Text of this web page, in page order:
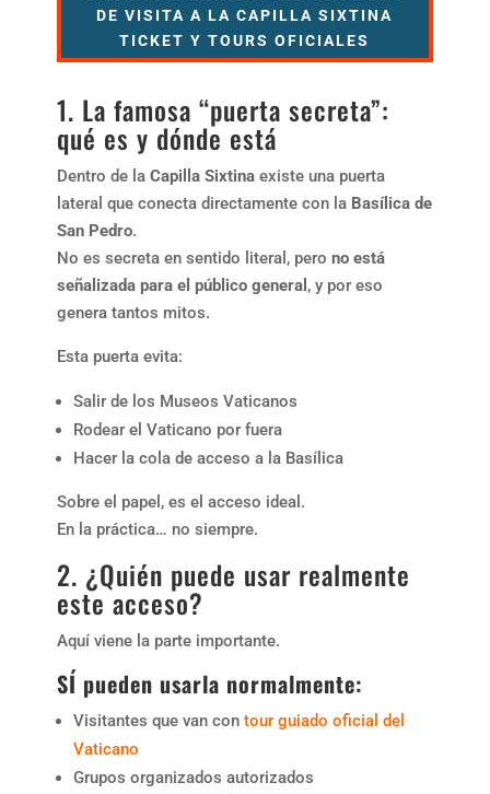
DE VISITA A LA CAPILLA SIXTINA
TICKET Y TOURS OFICIALES
1. La famosa “puerta secreta”:
qué es y dónde está
Dentro de la Capilla Sixtinaexiste una puerta
lateral que conecta directamente con la Basílica de
San Pedro.
No es secreta en sentido literal, pero no está
señalizada para el público general , y por eso
genera tantos mitos.
Esta puerta evita:
Salir de los Museos Vaticanos
Rodear el Vaticano por fuera
Hacer la cola de acceso a la Basílica
Sobre el papel, es el acceso ideal.
En la práctica… no siempre.
2. ¿Quién puede usar realmente
este acceso?
Aquí viene la parte importante.
SÍ pueden usarla normalmente:
Visitantes que van con tour guiado oficial del
Vaticano
Grupos organizados autorizados